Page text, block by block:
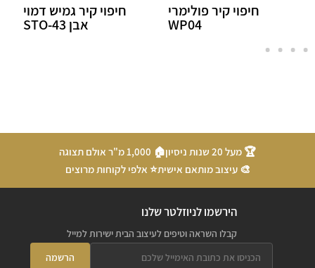
חיפוי קיר גמיש דמוי
אבן STO-43
חיפוי גמיש
אפור STO-35
🏆 מעל 20 שנות ניסיון
🏠 1,000 מ"ר אולם תצוגה
🎨 עיצוב מותאם אישית⭐ אלפי לקוחות מרוצים
הירשמו לניוזלטר שלנו
קבלו השראה וטיפים לעיצוב הבית ישירות למייל
הרשמה